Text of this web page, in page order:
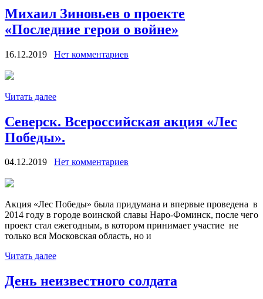
Михаил Зиновьев о проекте
«Последние герои о войне»
16.12.2019 Нет комментариев
Читать далее
Северск. Всероссийская акция «Лес
Победы».
04.12.2019 Нет комментариев
Акция «Лес Победы» была придумана и впервые проведена в
2014 году в городе воинской славы Наро-Фоминск, после чего
проект стал ежегодным, в котором принимает участие не
только вся Московская область, но и
Читать далее
День неизвестного солдата